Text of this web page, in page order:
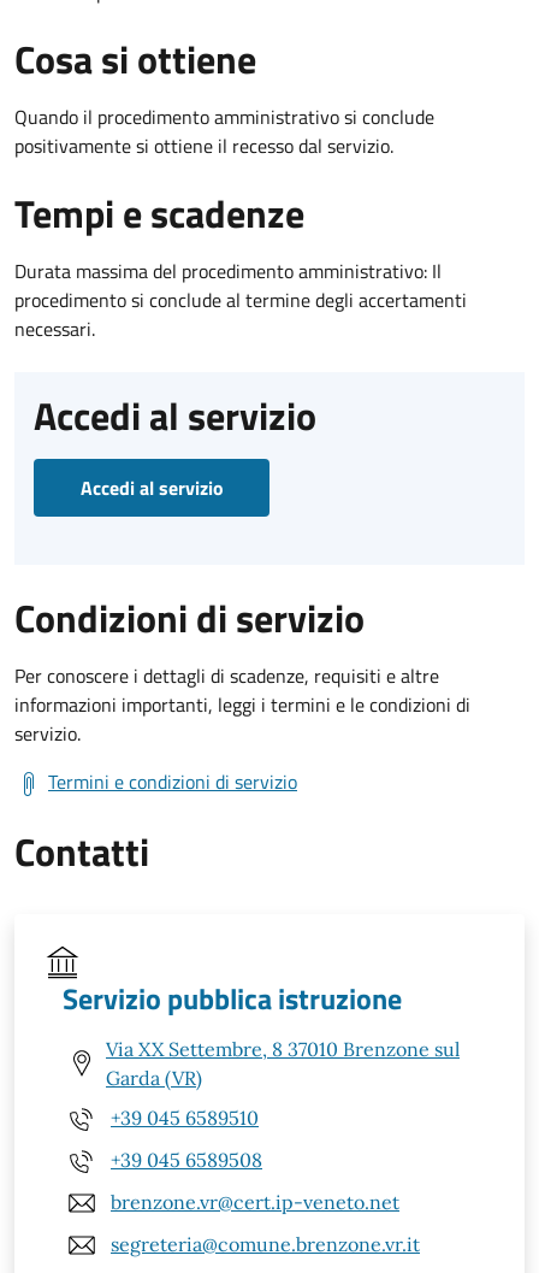
Cosa si ottiene
Quando il procedimento amministrativo si conclude
positivamente si ottiene il recesso dal servizio.
Tempi e scadenze
Durata massima del procedimento amministrativo: Il
procedimento si conclude al termine degli accertamenti
necessari.
Accedi al servizio
Accedi al servizio
Condizioni di servizio
Per conoscere i dettagli di scadenze, requisiti e altre
informazioni importanti, leggi i termini e le condizioni di
servizio.
Termini e condizioni di servizio
Contatti
Servizio pubblica istruzione
Via XX Settembre, 8 37010 Brenzone sul
Garda (VR)
+39 045 6589510
+39 045 6589508
brenzone.vr@cert.ip-veneto.net
segreteria@comune.brenzone.vr.it